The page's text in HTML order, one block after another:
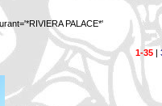
PALACE*'
1-35|